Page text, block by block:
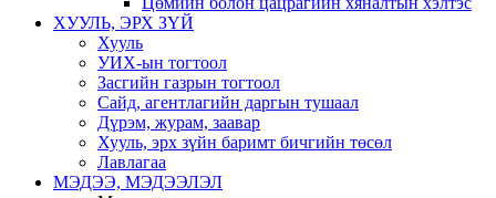
ХУУЛЬ, ЭРХ ЗҮЙ
Хууль
УИХ-ын тогтоол
Засгийн газрын тогтоол
Сайд, агентлагийн даргын тушаал
Дүрэм, журам, заавар
Хууль, эрх зүйн баримт бичгийн төсөл
Лавлагаа
МЭДЭЭ, МЭДЭЭЛЭЛ